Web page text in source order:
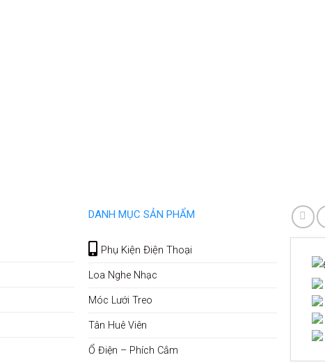
DANH MỤC SẢN PHẨM
Phụ Kiện Điện Thoại
Loa Nghe Nhạc
Móc Lưới Treo
Tân Huê Viên
Ổ Điện – Phích Cắm